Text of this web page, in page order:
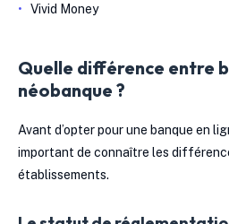
Vivid Money
Quelle différence entre
néobanque ?
Avant d’opter pour une banque en
important de connaître les
établissements.